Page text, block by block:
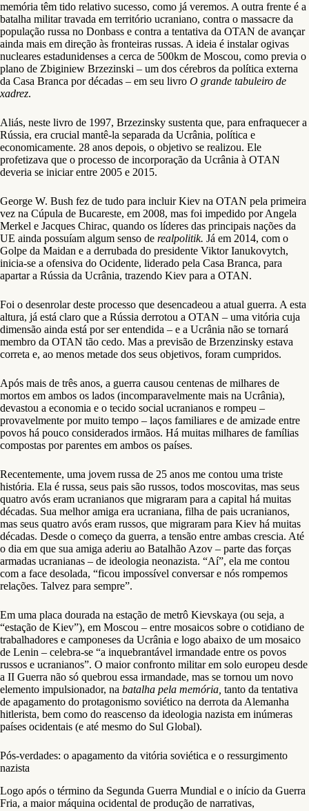
memória têm tido relativo sucesso, como já veremos. A outra frente é a
batalha militar travada em território ucraniano, contra o massacre da
população russa no Donbass e contra a tentativa da OTAN de avançar
ainda mais em direção às fronteiras russas. A ideia é instalar ogivas
nucleares estadunidenses a cerca de 500km de Moscou, como previa o
plano de Zbiginiew Brzezinski – um dos cérebros da política externa
da Casa Branca por décadas – em seu livro O grande tabuleiro de
xadrez.
Aliás, neste livro de 1997, Brzezinsky sustenta que, para enfraquecer a
Rússia, era crucial mantê-la separada da Ucrânia, política e
economicamente. 28 anos depois, o objetivo se realizou. Ele
profetizava que o processo de incorporação da Ucrânia à OTAN
deveria se iniciar entre 2005 e 2015.
George W. Bush fez de tudo para incluir Kiev na OTAN pela primeira
vez na Cúpula de Bucareste, em 2008, mas foi impedido por Angela
Merkel e Jacques Chirac, quando os líderes das principais nações da
UE ainda possuíam algum senso de realpolitik. Já em 2014, com o
Golpe da Maidan e a derrubada do presidente Viktor Ianukovytch,
inicia-se a ofensiva do Ocidente, liderado pela Casa Branca, para
apartar a Rússia da Ucrânia, trazendo Kiev para a OTAN.
Foi o desenrolar deste processo que desencadeou a atual guerra. A esta
altura, já está claro que a Rússia derrotou a OTAN – uma vitória cuja
dimensão ainda está por ser entendida – e a Ucrânia não se tornará
membro da OTAN tão cedo. Mas a previsão de Brzenzinsky estava
correta e, ao menos metade dos seus objetivos, foram cumpridos.
Após mais de três anos, a guerra causou centenas de milhares de
mortos em ambos os lados (incomparavelmente mais na Ucrânia),
devastou a economia e o tecido social ucranianos e rompeu –
provavelmente por muito tempo – laços familiares e de amizade entre
povos há pouco considerados irmãos. Há muitas milhares de famílias
compostas por parentes em ambos os países.
Recentemente, uma jovem russa de 25 anos me contou uma triste
história. Ela é russa, seus pais são russos, todos moscovitas, mas seus
quatro avós eram ucranianos que migraram para a capital há muitas
décadas. Sua melhor amiga era ucraniana, filha de pais ucranianos,
mas seus quatro avós eram russos, que migraram para Kiev há muitas
décadas. Desde o começo da guerra, a tensão entre ambas crescia. Até
o dia em que sua amiga aderiu ao Batalhão Azov – parte das forças
armadas ucranianas – de ideologia neonazista. “Aí”, ela me contou
com a face desolada, “ficou impossível conversar e nós rompemos
relações. Talvez para sempre”.
Em uma placa dourada na estação de metrô Kievskaya (ou seja, a
“estação de Kiev”), em Moscou – entre mosaicos sobre o cotidiano de
trabalhadores e camponeses da Ucrânia e logo abaixo de um mosaico
de Lenin – celebra-se “a inquebrantável irmandade entre os povos
russos e ucranianos”. O maior confronto militar em solo europeu desde
a II Guerra não só quebrou essa irmandade, mas se tornou um novo
elemento impulsionador, na batalha pela memória, tanto da tentativa
de apagamento do protagonismo soviético na derrota da Alemanha
hitlerista, bem como do reascenso da ideologia nazista em inúmeras
países ocidentais (e até mesmo do Sul Global).
Pós-verdades: o apagamento da vitória soviética e o ressurgimento
nazista
Logo após o término da Segunda Guerra Mundial e o início da Guerra
Fria, a maior máquina ocidental de produção de narrativas,